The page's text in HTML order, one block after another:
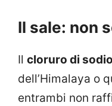
Il sale: non
Il cloruro di
dell’Himalaya o
entrambi non